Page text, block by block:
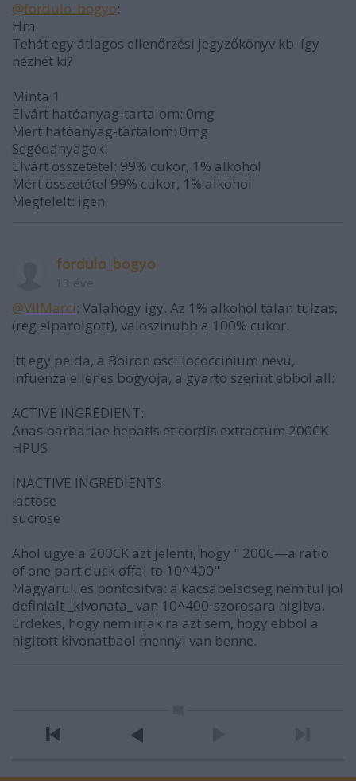
@fordulo_bogyo:
Hm.
Tehát egy átlagos ellenőrzési jegyzőkönyv kb. így
nézhet ki?
Minta 1
Elvárt hatóanyag-tartalom: 0mg
Mért hatóanyag-tartalom: 0mg
Segédanyagok:
Elvárt összetétel: 99% cukor, 1% alkohol
Mért összetétel 99% cukor, 1% alkohol
Megfelelt: igen
fordulo_bogyo
@VilMarci: Valahogy igy. Az 1% alkohol talan tulzas,
(reg elparolgott), valoszinubb a 100% cukor.
Itt egy pelda, a Boiron oscillococcinium nevu,
infuenza ellenes bogyoja, a gyarto szerint ebbol all:
ACTIVE INGREDIENT:
Anas barbariae hepatis et cordis extractum 200CK
HPUS
INACTIVE INGREDIENTS:
lactose
sucrose
Ahol ugye a 200CK azt jelenti, hogy " 200C—a ratio
of one part duck offal to 10^400"
Magyarul, es pontositva: a kacsabelsoseg nem tul jol
definialt _kivonata_ van 10^400-szorosara higitva.
Erdekes, hogy nem irjak ra azt sem, hogy ebbol a
higitott kivonatbaol mennyi van benne.